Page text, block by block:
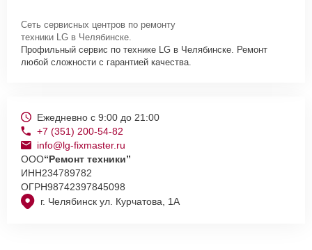
Сеть сервисных центров по ремонту
техники LG в Челябинске.
Профильный сервис по технике LG в Челябинске. Ремонт
любой сложности с гарантией качества.
г. Челябинск ул. Курчатова, 1А
Ежедневно с 9:00 до 21:00
+7 (351) 200-54-82
info@lg-fixmaster.ru
ООО“Ремонт техники”
ИНН234789782
ОГРН98742397845098